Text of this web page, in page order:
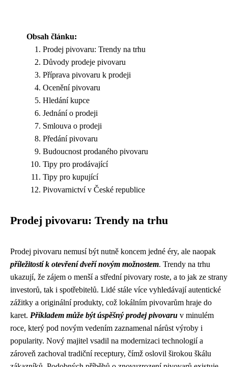
Obsah článku:
Prodej pivovaru: Trendy na trhu
Důvody prodeje pivovaru
Příprava pivovaru k prodeji
Ocenění pivovaru
Hledání kupce
Jednání o prodeji
Smlouva o prodeji
Předání pivovaru
Budoucnost prodaného pivovaru
Tipy pro prodávající
Tipy pro kupující
Pivovarnictví v České republice
Prodej pivovaru: Trendy na trhu
Prodej pivovaru nemusí být nutně koncem jedné éry, ale naopak
příležitostí k otevření dveří novým možnostem. Trendy na trhu
ukazují, že zájem o menší a střední pivovary roste, a to jak ze strany
investorů, tak i spotřebitelů. Lidé stále více vyhledávají autentické
zážitky a originální produkty, což lokálním pivovarům hraje do
karet. Příkladem může být úspěšný prodej pivovaru v minulém
roce, který pod novým vedením zaznamenal nárůst výroby i
popularity. Nový majitel vsadil na modernizaci technologií a
zároveň zachoval tradiční receptury, čímž oslovil širokou škálu